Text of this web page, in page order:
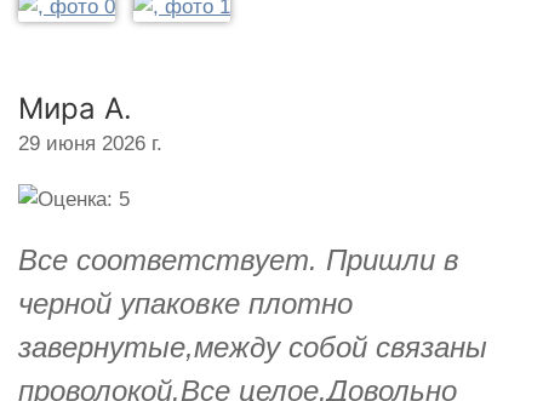
Мира А.
29 июня 2026 г.
Все соответствует. Пришли в
черной упаковке плотно
завернутые,между собой связаны
проволокой.Все целое.Довольно